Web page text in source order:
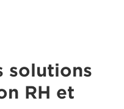
solutions
RH et